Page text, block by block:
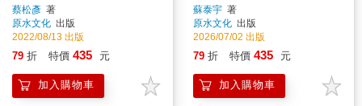
蔡松彥 著
原水文化 出版
2022/08/13 出版
79 折 特價 435 元
加入購物車
色龍與蛇類飼養 × 醫療指南
蘇泰宇 著
原水文化 出版
2026/07/02 出版
79 折 特價 435 元
加入購物車